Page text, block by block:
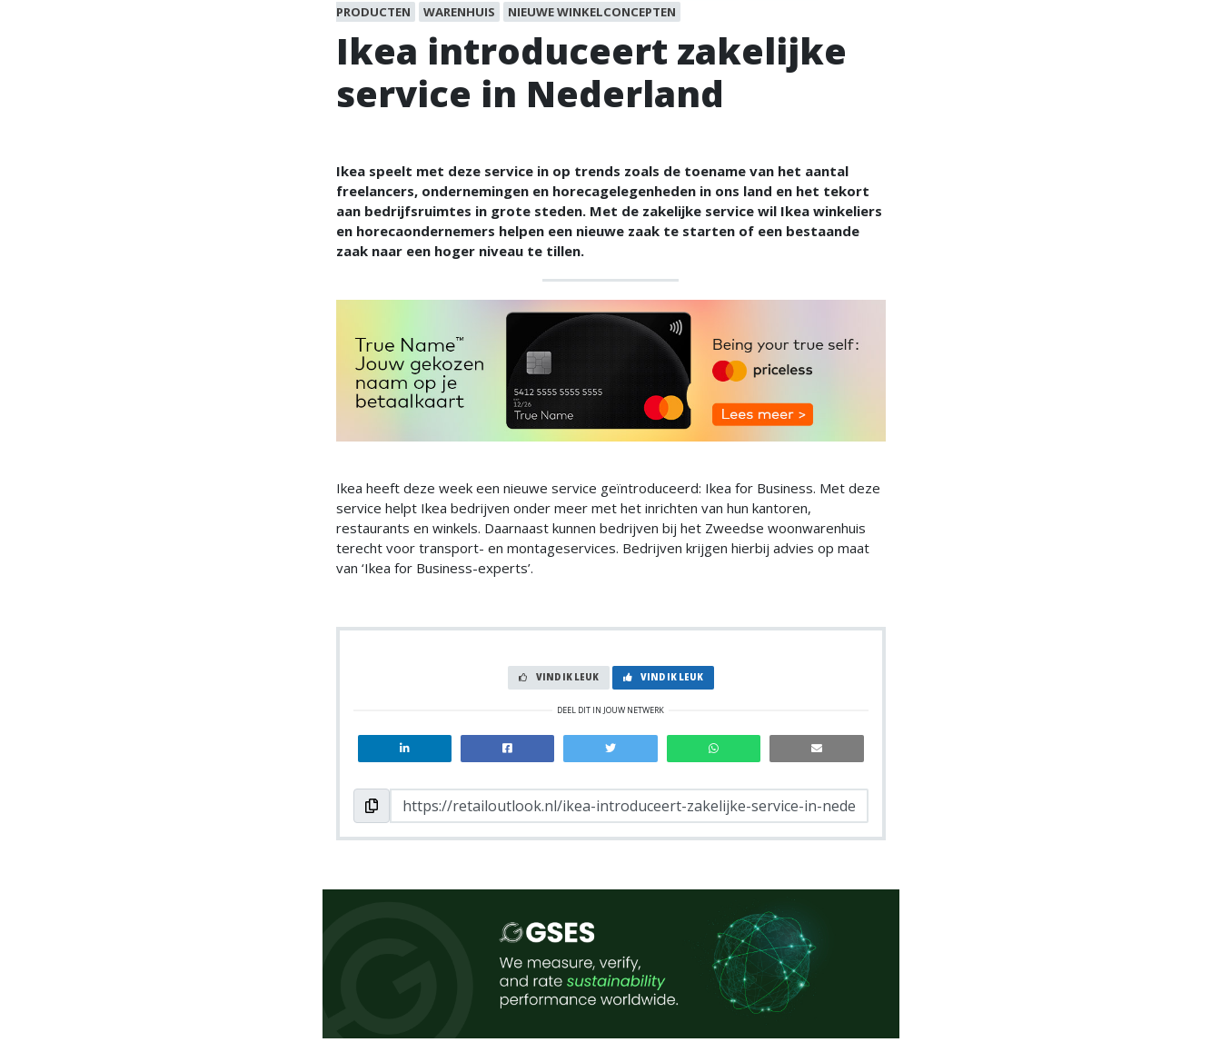
PRODUCTEN
WARENHUIS NIEUWE WINKELCONCEPTEN
Ikea introduceert zakelijke
service in Nederland
Ikea speelt met deze service in op trends zoals de toename van het aantal
freelancers, ondernemingen en horecagelegenheden in ons land en het tekort
aan bedrijfsruimtes in grote steden. Met de zakelijke service wil Ikea winkeliers
en horecaondernemers helpen een nieuwe zaak te starten of een bestaande
zaak naar een hoger niveau te tillen.
Ikea heeft deze week een nieuwe service geïntroduceerd: Ikea for Business. Met deze
service helpt Ikea bedrijven onder meer met het inrichten van hun kantoren,
restaurants en winkels. Daarnaast kunnen bedrijven bij het Zweedse woonwarenhuis
terecht voor transport- en montageservices. Bedrijven krijgen hierbij advies op maat
van ‘Ikea for Business-experts’.
VIND IK LEUK VIND IK LEUK
DEEL DIT IN JOUW NETWERK